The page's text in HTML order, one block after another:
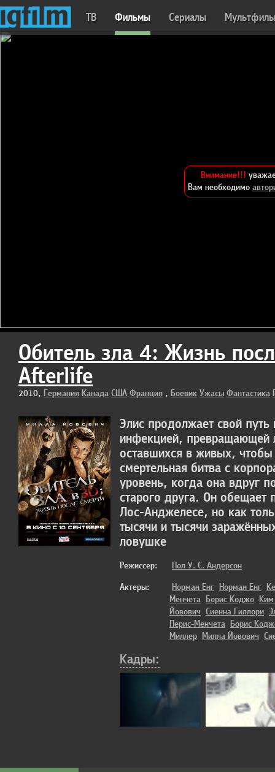
ТВ Фильмы Сериалы
Внимание!!!
Вам необходимо
Обитель зла 4: Жизнь
Afterlife
2010, Германия Канада США Франция , Боевик Ужасы Фантастика
Элис продолжает свой
инфекцией, превращающей
оставшихся в живых,
смертельная битва с
уровень, когда она вдруг
старого друга. Он обещает
Лос-Анджелесе, но как
тысячи и тысячи
ловушке
Режиссер:
Пол У. С. Андерсон
Актеры:
Норман Енг Норман Енг
Менчета Борис Коджо Ким
Йовович Сиенна Гиллори
Перис-Менчета Борис
Миллер Милла Йовович
Кадры: